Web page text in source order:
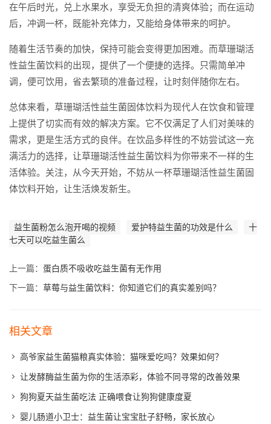
在午后时光，兑上水果水，享受无负担的清爽体验；而在运动
后，冲调一杯，既能补充体力，又能给身体带来的呵护。
随着生活节奏的加快，保持可能会变得更加困难。而草珊瑚活
性益生菌饮料的出现，提供了一个便捷的选择。只需简单冲
调，便可饮用，省去繁琐的准备过程，让时刻伴随你左右。
总体来看，草珊瑚活性益生菌固体饮料为现代人在饮食和管理
上提供了切实而有效的解决方案。它不仅满足了人们对美味的
需求，更是生活方式的良伴。在饮品多样性的不妨尝试这一充
满活力的选择，让草珊瑚活性益生菌饮料为你带来不一样的生
活体验。关注，从今天开始，不妨从一杯草珊瑚活性益生菌固
体饮料开始，让生活焕发新生。
益生菌粉怎么泡开喝的视频 爱护特益生菌的功效是什么
十
七天可以吃益生菌么
上一篇： 蛋白质不吸收吃益生菌有无作用
下一篇： 草莓与益生菌饮料：你知道它们的真实差别吗？
相关文章
高爷家益生菌猫粮真实体验：猫咪爱吃吗？效果如何？
让发酵酶益生菌为你的生活添彩，体验不同寻常的改善效果
狗狗夏天益生菌吃法 正确喂食让狗狗健康度夏
婴儿肠道小卫士：益生菌让宝宝肚子舒畅，家长放心